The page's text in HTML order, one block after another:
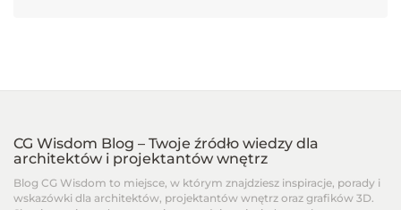
CG Wisdom Blog – Twoje źródło wiedzy dla
architektów i projektantów wnętrz
Blog CG Wisdom to miejsce, w którym znajdziesz inspiracje, porady i
wskazówki dla architektów, projektantów wnętrz oraz grafików 3D.